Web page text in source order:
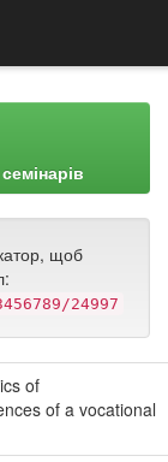
щоб
24997
of
of a vocational